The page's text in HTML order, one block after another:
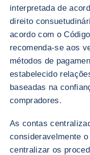
interpretada de
direito
acordo com o
recomenda-se aos
métodos de
estabelecido
baseadas na
compradores.
As contas
consideravelmente
centralizar os